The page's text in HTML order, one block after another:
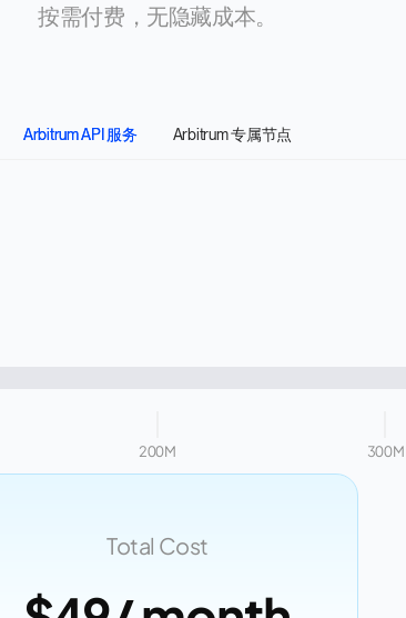
按需付费，无隐藏成本。
Arbitrum API 服务 Arbitrum 专属节点
200M 300M
Total Cost